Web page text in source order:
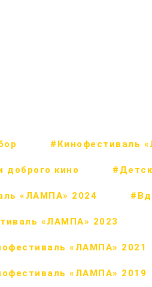
#Кинофестиваль
доброго кино
«ЛАМПА» 2024
«ЛАМПА» 2023
«ЛАМПА» 2021
«ЛАМПА» 2019